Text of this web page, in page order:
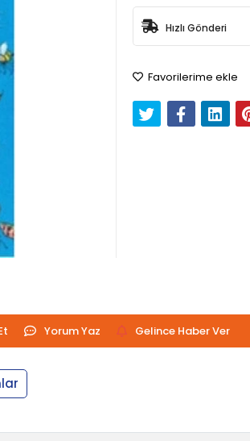
Hızlı Gönderi
Favorilerime ekle
Yorum Yaz Gelince Haber Ver